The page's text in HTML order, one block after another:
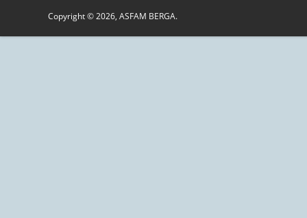
Copyright © 2026, ASFAM BERGA.